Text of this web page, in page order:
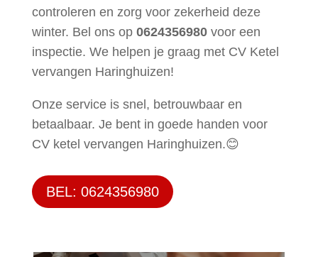
controleren en zorg voor zekerheid deze
winter. Bel ons op 0624356980voor een
inspectie. We helpen je graag met CV Ketel
vervangen Haringhuizen!
Onze service is snel, betrouwbaar en
betaalbaar. Je bent in goede handen voor
CV ketel vervangen Haringhuizen.😊
BEL: 0624356980